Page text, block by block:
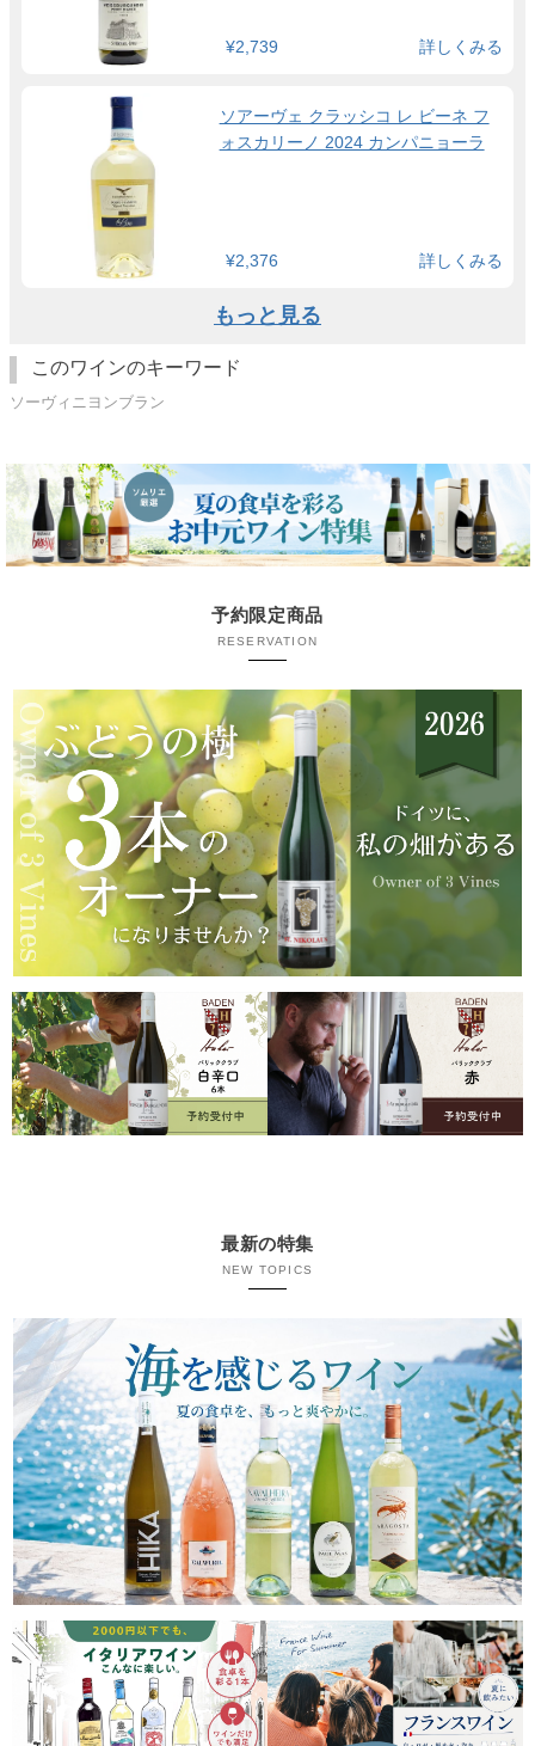
¥2,739 詳しくみる
ソアーヴェ クラッシコ レ ビーネ フ
ォスカリーノ 2024 カンパニョーラ
¥2,376 詳しくみる
もっと見る
このワインのキーワード
ソーヴィニヨンブラン
予約限定商品
RESERVATION
最新の特集
NEW TOPICS